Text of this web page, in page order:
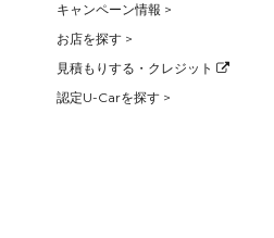
キャンペーン情報 >
お店を探す >
見積もりする・クレジット
認定U-Carを探す >